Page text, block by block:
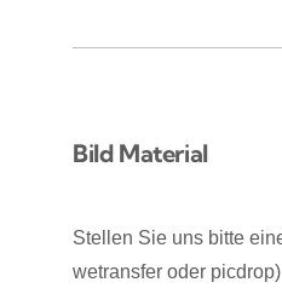
Bild Material
Stellen Sie uns bitte
wetransfer oder picdrop)